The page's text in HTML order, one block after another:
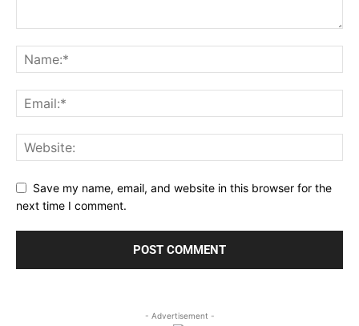
Save my name, email, and website in this browser for the
next time I comment.
- Advertisement -